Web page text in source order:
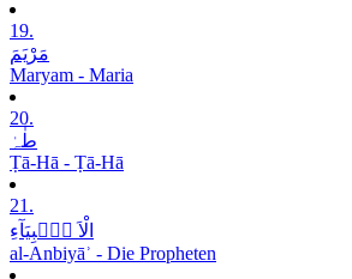
19.
مَرْیَمَ
Maryam - Maria
20.
طٰہٰ
Ṭā-Hā - Ṭā-Hā
21.
الْاَ نۡۢبِیَآءِ
al-Anbiyāʾ - Die Propheten